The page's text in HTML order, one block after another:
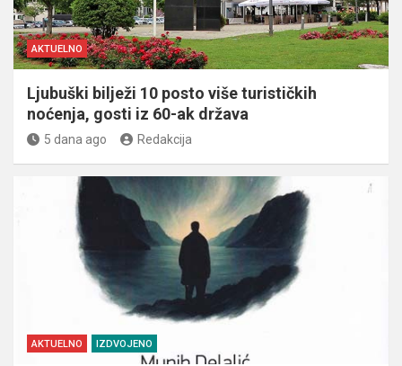
AKTUELNO
Ljubuški bilježi 10 posto više turističkih
noćenja, gosti iz 60-ak država
5 dana ago Redakcija
AKTUELNO IZDVOJENO